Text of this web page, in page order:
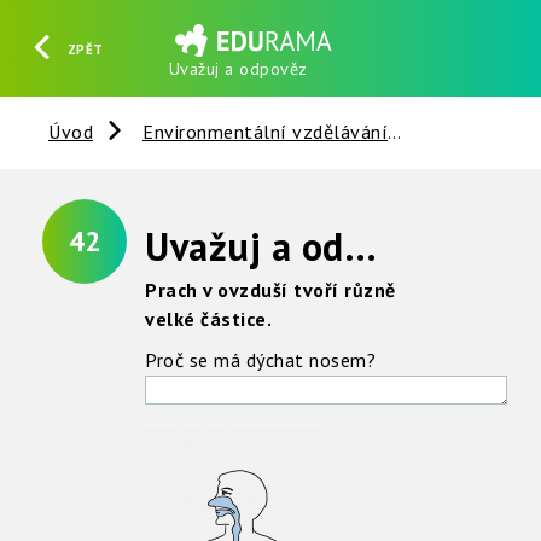
ZPĚT
Uvažuj a odpověz
HLEDAT REGISTROVAT PŘIHLÁSIT SE
Úvod Environmentální vzdělávání
42 Uvažuj a odpověz
Prach v ovzduší tvoří různě
velké částice.
Proč se má dýchat nosem?